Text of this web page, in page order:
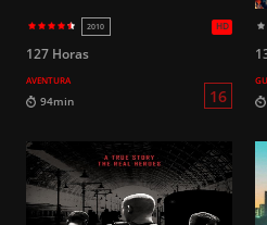
85min
127 Horas
AVENTURA